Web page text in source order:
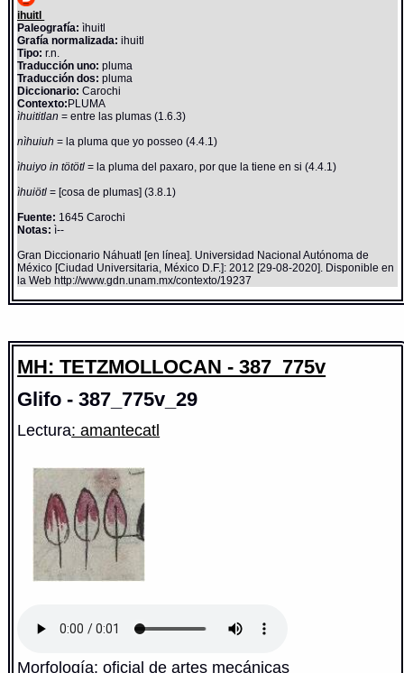
ihuitl
Paleografía: ìhuitl
Grafía normalizada: ihuitl
Tipo: r.n.
Traducción uno: pluma
Traducción dos: pluma
Diccionario:Carochi
Contexto:PLUMA
ìhuititlan= entre las plumas (1.6.3)
nìhuiuh= la pluma que yo posseo (4.4.1)
ìhuiyo in tötötl= la pluma del paxaro, por que la tiene en si (4.4.1)
ìhuiötl= [cosa de plumas] (3.8.1)
Fuente: 1645 Carochi
Notas: ì--
Gran Diccionario Náhuatl [en línea]. Universidad Nacional Autónoma de
México [Ciudad Universitaria, México D.F.]: 2012 [29-08-2020]. Disponible en
la Web http://www.gdn.unam.mx/contexto/19237
MH: TETZMOLLOCAN - 387_775v
Glifo - 387_775v_29
Lectura: amantecatl
Morfología: oficial de artes mecánicas